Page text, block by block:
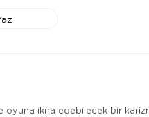
oyuna ikna edebilecek bir